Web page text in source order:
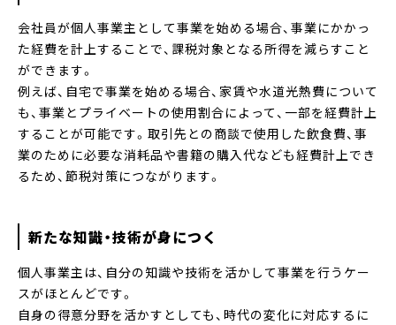
会社員が個人事業主として事業を始める場合、事業にかかっ
た経費を計上することで、課税対象となる所得を減らすこと
ができます。
例えば、自宅で事業を始める場合、家賃や水道光熱費について
も、事業とプライベートの使用割合によって、一部を経費計上
することが可能です。取引先との商談で使用した飲食費、事
業のために必要な消耗品や書籍の購入代なども経費計上でき
るため、節税対策につながります。
新たな知識・技術が身につく
個人事業主は、自分の知識や技術を活かして事業を行うケー
スがほとんどです。
自身の得意分野を活かすとしても、時代の変化に対応するに